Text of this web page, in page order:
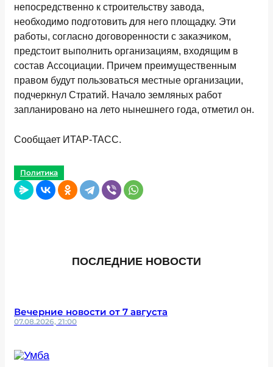
непосредственно к строительству завода,
необходимо подготовить для него площадку. Эти
работы, согласно договоренности с заказчиком,
предстоит выполнить организациям, входящим в
состав Ассоциации. Причем преимущественным
правом будут пользоваться местные организации,
подчеркнул Стратий. Начало земляных работ
запланировано на лето нынешнего года, отметил он.
Сообщает ИТАР-ТАСС.
Политика
ПОСЛЕДНИЕ НОВОСТИ
Вечерние новости от 7 августа
07.08.2026, 21:00